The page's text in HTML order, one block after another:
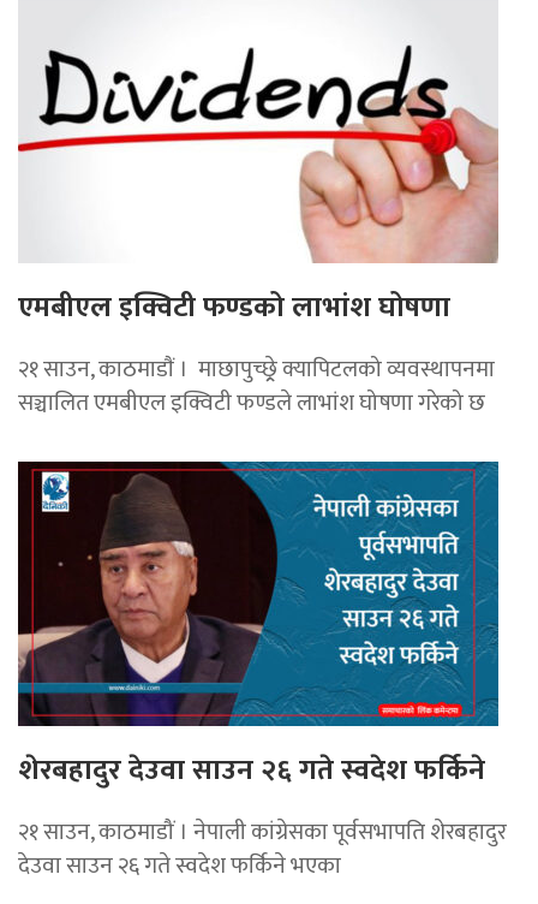
एमबीएल इक्विटी फण्डको लाभांश घोषणा
२१ साउन, काठमाडाैं । माछापुच्छ्र्रे क्यापिटलको व्यवस्थापनमा
सञ्चालित एमबीएल इक्विटी फण्डले लाभांश घोषणा गरेको छ
शेरबहादुर देउवा साउन २६ गते स्वदेश फर्किने
२१ साउन, काठमाडौं । नेपाली कांग्रेसका पूर्वसभापति शेरबहादुर
देउवा साउन २६ गते स्वदेश फर्किने भएका